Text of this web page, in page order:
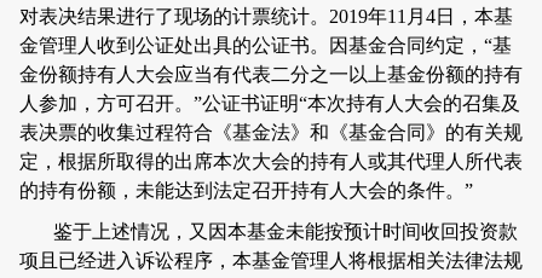
对表决结果进行了现场的计票统计。 2019年11 月 4日，本基
金管理人收到公证处出具的公证书。因基金合同约定，“基
金份额持有人大会应当有代表二分之一以上基金份额的持有
人参加，方可召开。”公证书证明“本次持有人大会的召集及
表决票的收集过程符合《基金法》和《基金合同》的有关规
定，根据所取得的出席本次大会的持有人或其代理人所代表
的持有份额，未能达到法定召开持有人大会的条件。”
鉴于上述情况，又因本基金未能按预计时间收回投资款
项且已经进入诉讼程序，本基金管理人将根据相关法律法规